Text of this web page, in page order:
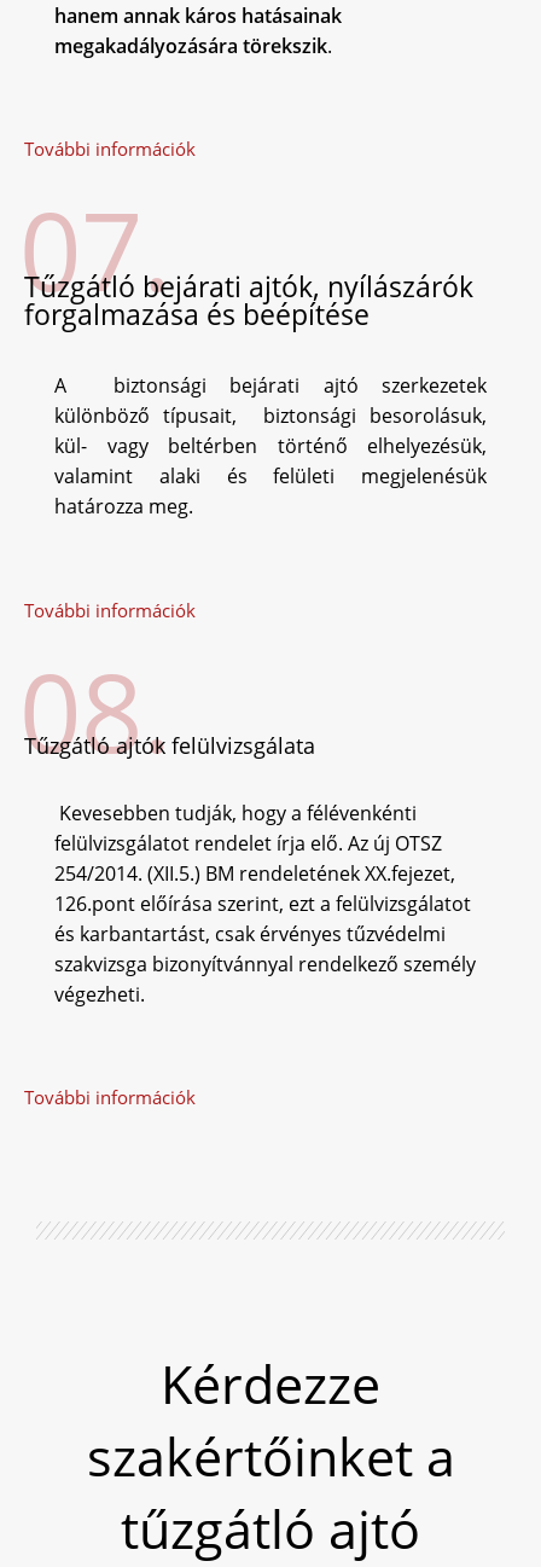
hanem annak káros hatásainak
megakadályozására törekszik.
További információk
07.
Tűzgátló bejárati ajtók, nyílászárók
forgalmazása és beépítése
A biztonsági bejárati ajtó szerkezetek
különböző típusait, biztonsági besorolásuk,
kül- vagy beltérben történő elhelyezésük,
valamint alaki és felületi megjelenésük
határozza meg.
További információk
08.
Tűzgátló ajtók felülvizsgálata
Kevesebben tudják, hogy a félévenkénti
felülvizsgálatot rendelet írja elő. Az új OTSZ
254/2014. (XII.5.) BM rendeletének XX.fejezet,
126.pont előírása szerint, ezt a felülvizsgálatot
és karbantartást, csak érvényes tűzvédelmi
szakvizsga bizonyítvánnyal rendelkező személy
végezheti.
További információk
Kérdezze
szakértőinket a
tűzgátló ajtó